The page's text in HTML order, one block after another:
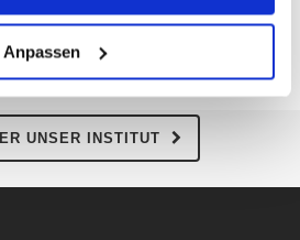
finden siehier.
Anpassen
Fr.: 08:00-17:00 Uhr
UNSER INSTITUT